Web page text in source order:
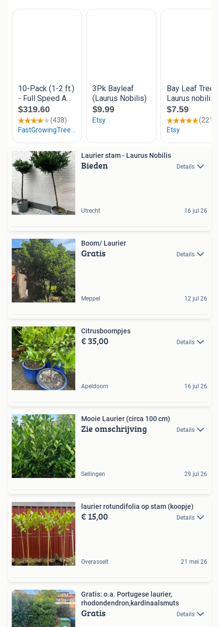
Laurier stam - Laurus Nobilis
Bieden Details
Utrecht 16 jul 26
Boom/ Laurier
Gratis Details
Meppel 12 jul 26
Citrusboompjes
€ 35,00 Details
Apeldoorn 16 jul 26
Mooie Laurier (circa 100 cm)
Zie omschrijving Details
Sellingen 29 jul 26
laurier rotundifolia op stam (koopje)
€ 15,00 Details
Overasselt 21 mei 26
Gratis: o.a. Portugese laurier,
rhodondendron,kardinaalsmuts
Gratis Details